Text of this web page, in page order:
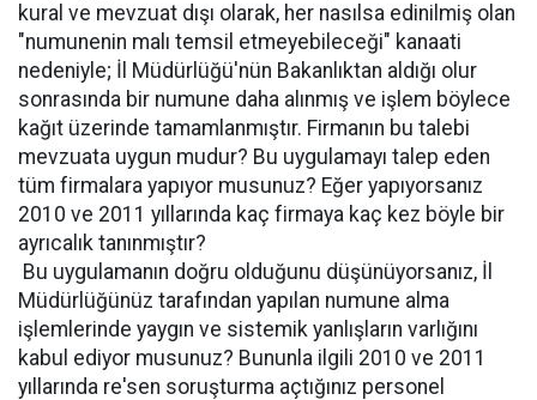
kural ve mevzuat dışı olarak, her nasılsa edinilmiş olan
"numunenin malı temsil etmeyebileceği" kanaati
nedeniyle; İl Müdürlüğü'nün Bakanlıktan aldığı olur
sonrasında bir numune daha alınmış ve işlem böylece
kağıt üzerinde tamamlanmıştır. Firmanın bu talebi
mevzuata uygun mudur? Bu uygulamayı talep eden
tüm firmalara yapıyor musunuz? Eğer yapıyorsanız
2010 ve 2011 yıllarında kaç firmaya kaç kez böyle bir
ayrıcalık tanınmıştır?
 Bu uygulamanın doğru olduğunu düşünüyorsanız, İl
Müdürlüğünüz tarafından yapılan numune alma
işlemlerinde yaygın ve sistemik yanlışların varlığını
kabul ediyor musunuz? Bununla ilgili 2010 ve 2011
yıllarında re'sen soruşturma açtığınız personel